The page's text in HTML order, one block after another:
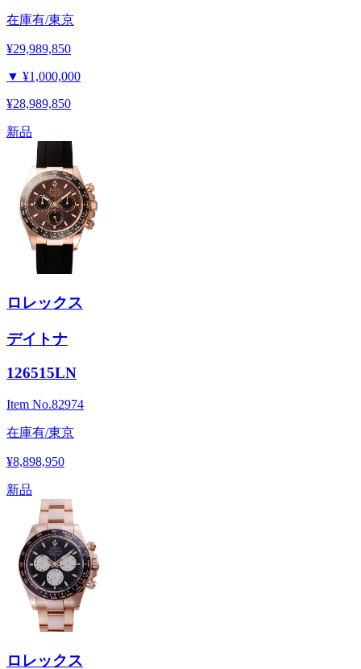
在庫有/東京
¥29,989,850
▼ ¥1,000,000
¥28,989,850
新品
ロレックス
デイトナ
126515LN
Item No.82974
在庫有/東京
¥8,898,950
新品
ロレックス